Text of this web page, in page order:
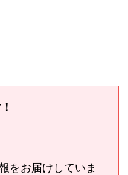
をお届けしていま